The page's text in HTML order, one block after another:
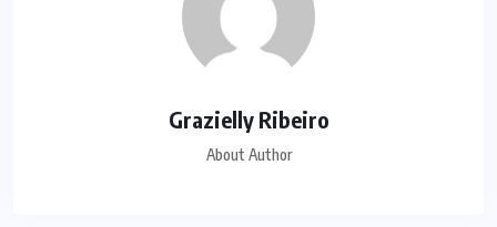
Grazielly Ribeiro
About Author